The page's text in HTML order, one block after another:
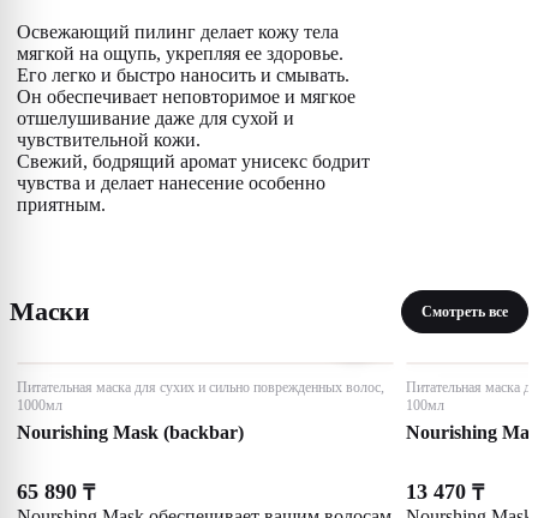
Освежающий пилинг делает кожу тела
мягкой на ощупь, укрепляя ее здоровье.
Его легко и быстро наносить и смывать.
Он обеспечивает неповторимое и мягкое
отшелушивание даже для сухой и
чувствительной кожи.
Свежий, бодрящий аромат унисекс бодрит
чувства и делает нанесение особенно
приятным.
Маски Смотреть все
Питательная маска для сухих и сильно поврежденных волос,
1000мл
Nourishing Mask (backbar)
65 890 ₸
Питательная маска
100мл
Nourishing
13 470 ₸